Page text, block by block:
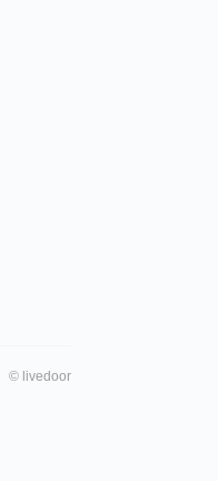
© livedoor